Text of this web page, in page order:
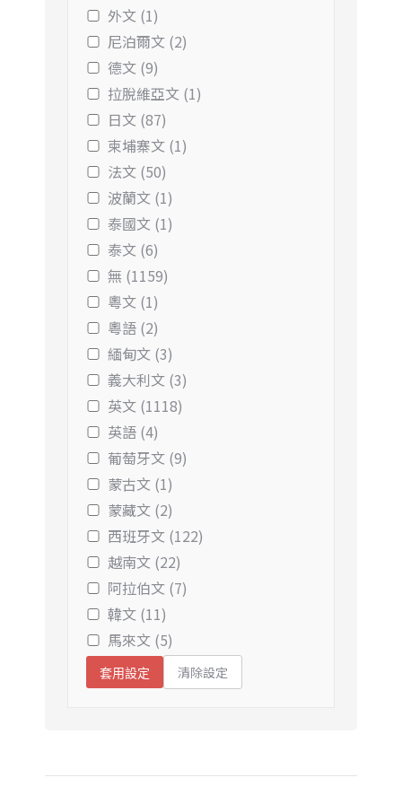
外文 (1)
尼泊爾文 (2)
德文 (9)
拉脫維亞文 (1)
日文 (87)
柬埔寨文 (1)
法文 (50)
波蘭文 (1)
泰國文 (1)
泰文 (6)
無 (1159)
粵文 (1)
粵語 (2)
緬甸文 (3)
義大利文 (3)
英文 (1118)
英語 (4)
葡萄牙文 (9)
蒙古文 (1)
蒙藏文 (2)
西班牙文 (122)
越南文 (22)
阿拉伯文 (7)
韓文 (11)
馬來文 (5)
套用設定 清除設定